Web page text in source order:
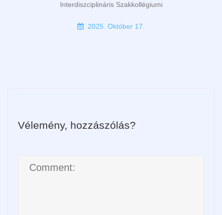
Interdiszciplináris Szakkollégiumi
2025. Október 17.
Vélemény, hozzászólás?